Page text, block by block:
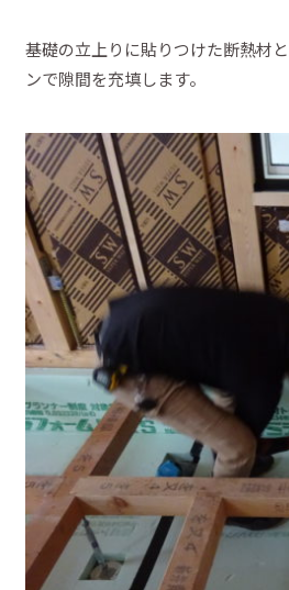
基礎の立上りに貼りつけた断熱材
ンで隙間を充填します。